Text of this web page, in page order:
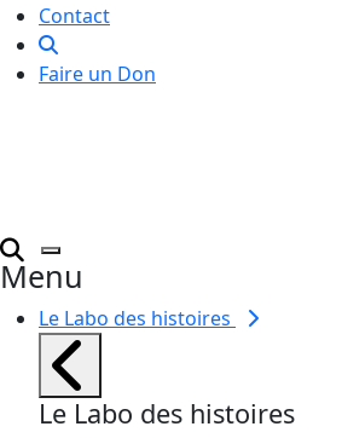
Contact
Faire un Don
Menu
Le Labo des histoires
Le Labo des histoires